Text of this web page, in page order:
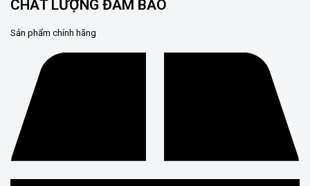
CHẤT LƯỢNG ĐẢM BẢO
Sản phẩm chính hãng